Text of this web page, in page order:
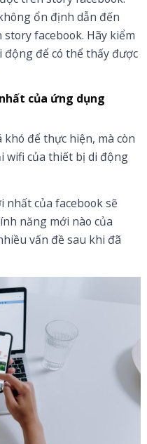
ổn định dẫn đến
facebook. Hãy kiểm
để có thể thấy được
của ứng dụng
để thực hiện, mà còn
wifi của thiết bị di động
nhất của facebook sẽ
năng mới nào của
vấn đề sau khi đã